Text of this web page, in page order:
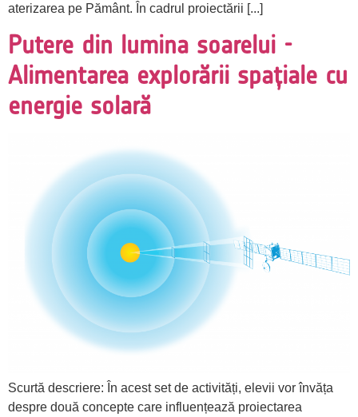
aterizarea pe Pământ. În cadrul proiectării [...]
Putere din lumina soarelui -
Alimentarea explorării spațiale cu
energie solară
Scurtă descriere: În acest set de activități, elevii vor învăța
despre două concepte care influențează proiectarea